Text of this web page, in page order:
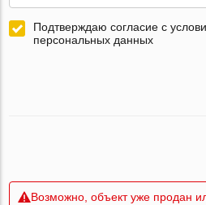
Подтверждаю согласие с
персональных данных
Возможно, объект уже продан